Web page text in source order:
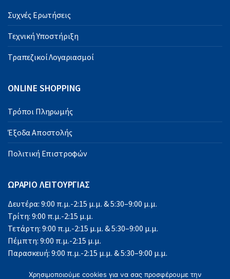
Συχνές Ερωτήσεις
Τεχνική Υποστήριξη
Τραπεζικοί Λογαριασμοί
ONLINE SHOPPING
Τρόποι Πληρωμής
Έξοδα Αποστολής
Πολιτική Επιστροφών
ΩΡΑΡΙΟ ΛΕΙΤΟΥΡΓΙΑΣ
Δευτέρα: 9:00 π.μ.-2:15 μ.μ. & 5:30–9:00 μ.μ.
Τρίτη: 9:00 π.μ.-2:15 μ.μ.
Τετάρτη: 9:00 π.μ.-2:15 μ.μ. & 5:30–9:00 μ.μ.
Πέμπτη: 9:00 π.μ.-2:15 μ.μ.
Παρασκευή: 9:00 π.μ.-2:15 μ.μ. & 5:30–9:00 μ.μ.
Χρησιμοποιούμε cookies για να σας προσφέρουμε την